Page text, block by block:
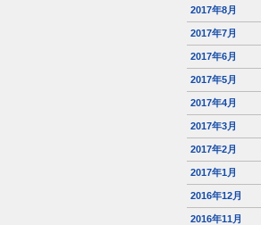
2017年8月
2017年7月
2017年6月
2017年5月
2017年4月
2017年3月
2017年2月
2017年1月
2016年12月
2016年11月